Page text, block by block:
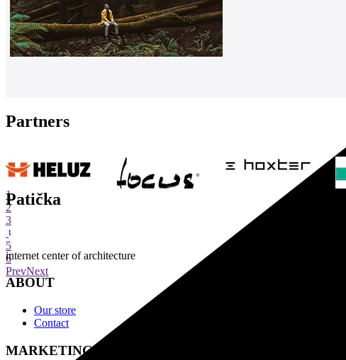
Partners
1
2
3
4
5
6
PrevNext
Patička
internet center of architecture
ABOUT
Our store
Contact
MARKETING